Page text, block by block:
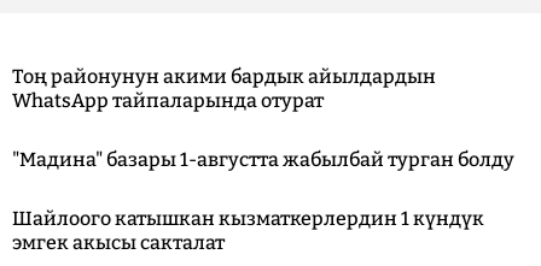
Тоң районунун акими бардык айылдардын
WhatsApp тайпаларында отурат
"Мадина" базары 1-августта жабылбай турган болду
Шайлоого катышкан кызматкерлердин 1 күндүк
эмгек акысы сакталат